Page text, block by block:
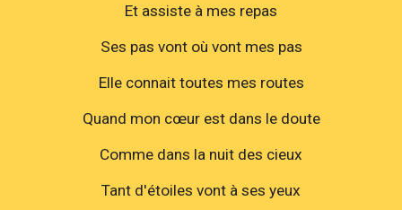
Et assiste à mes repas
Ses pas vont où vont mes pas
Elle connait toutes mes routes
Quand mon cœur est dans le doute
Comme dans la nuit des cieux
Tant d'étoiles vont à ses yeux